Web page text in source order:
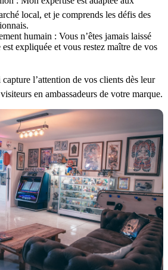
local, et je comprends les défis des
humain : Vous n’êtes jamais laissé
est expliquée et vous restez maître de vos
l’attention de vos clients dès leur
en ambassadeurs de votre marque.